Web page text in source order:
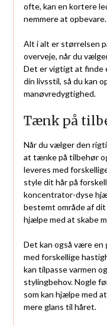
ofte, kan en kortere
nemmere at opbevare.
Alt i alt er størrelsen
overveje, når du
Det er vigtigt at finde
din livsstil, så du kan
manøvredygtighed.
Tænk på
Når du vælger den
at tænke på tilbehør
leveres med
style dit hår på
koncentrator-dyse
bestemt område af dit
hjælpe med at skabe
Det kan også være
med forskellige
kan tilpasse varmen
stylingbehov. Nogle
som kan hjælpe med
mere glans til håret.